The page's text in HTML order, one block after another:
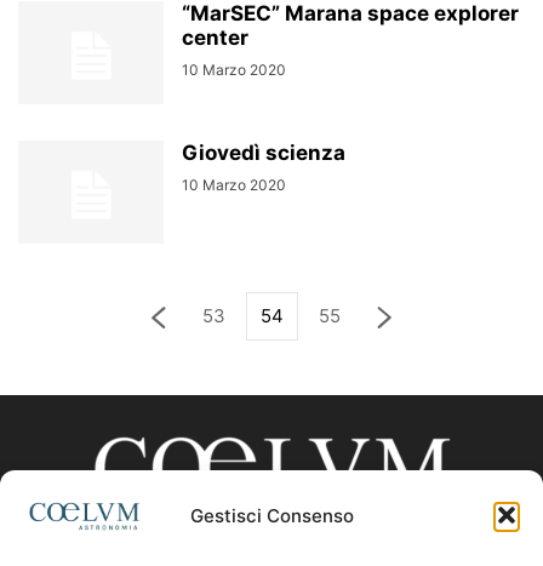
Gestisci Consenso
“MarSEC” Marana space explorer
center
10 Marzo 2020
Giovedì scienza
10 Marzo 2020
53 54 55